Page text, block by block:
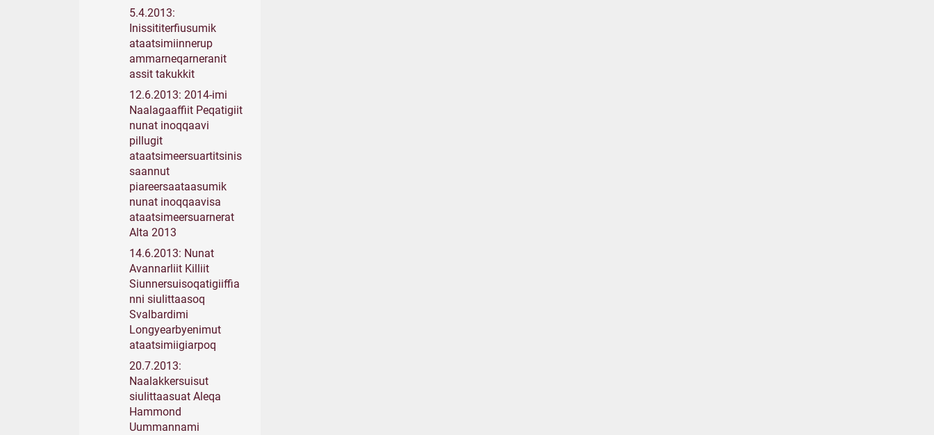
5.4.2013:
Inissititerfiusumik
ataatsimiinnerup
ammarneqarneranit
assit takukkit
12.6.2013: 2014-imi
Naalagaaffiit Peqatigiit
nunat inoqqaavi
pillugit
ataatsimeersuartitsinis
saannut
piareersaataasumik
nunat inoqqaavisa
ataatsimeersuarnerat
Alta 2013
14.6.2013: Nunat
Avannarliit Killiit
Siunnersuisoqatigiiffia
nni siulittaasoq
Svalbardimi
Longyearbyenimut
ataatsimiigiarpoq
20.7.2013:
Naalakkersuisut
siulittaasuat Aleqa
Hammond
Uummannami